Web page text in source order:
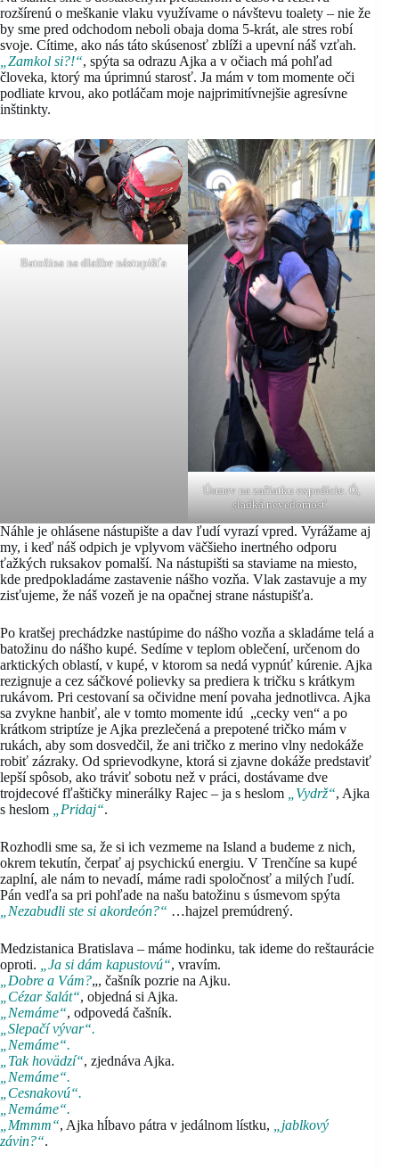
rozšírenú o meškanie vlaku využívame o návštevu toalety – nie že
by sme pred odchodom neboli obaja doma 5-krát, ale stres robí
svoje. Cítime, ako nás táto skúsenosť zblíži a upevní náš vzťah.
„Zamkol si?!“, spýta sa odrazu Ajka a v očiach má pohľad
človeka, ktorý ma úprimnú starosť. Ja mám v tom momente oči
podliate krvou, ako potláčam moje najprimitívnejšie agresívne
inštinkty.
Batožina na dlažbe nástupišťa
Úsmev na začiatku expedície. Ó,
sladká nevedomosť.
Náhle je ohlásene nástupište a dav ľudí vyrazí vpred. Vyrážame aj
my, i keď náš odpich je vplyvom väčšieho inertného odporu
ťažkých ruksakov pomalší. Na nástupišti sa staviame na miesto,
kde predpokladáme zastavenie nášho vozňa. Vlak zastavuje a my
zisťujeme, že náš vozeň je na opačnej strane nástupišťa.
Po kratšej prechádzke nastúpime do nášho vozňa a skladáme telá a
batožinu do nášho kupé. Sedíme v teplom oblečení, určenom do
arktických oblastí, v kupé, v ktorom sa nedá vypnúť kúrenie. Ajka
rezignuje a cez sáčkové polievky sa prediera k tričku s krátkym
rukávom. Pri cestovaní sa očividne mení povaha jednotlivca. Ajka
sa zvykne hanbiť, ale v tomto momente idú „cecky ven“ a po
krátkom striptíze je Ajka prezlečená a prepotené tričko mám v
rukách, aby som dosvedčil, že ani tričko z merino vlny nedokáže
robiť zázraky. Od sprievodkyne, ktorá si zjavne dokáže predstaviť
lepší spôsob, ako tráviť sobotu než v práci, dostávame dve
trojdecové fľaštičky minerálky Rajec – ja s heslom
„Vydrž“, Ajka
s heslom
„Pridaj“.
Rozhodli sme sa, že si ich vezmeme na Island a budeme z nich,
okrem tekutín, čerpať aj psychickú energiu. V Trenčíne sa kupé
zaplní, ale nám to nevadí, máme radi spoločnosť a milých ľudí.
Pán vedľa sa pri pohľade na našu batožinu s úsmevom spýta
„Nezabudli ste si akordeón?“ …hajzel premúdrený.
Medzistanica Bratislava – máme hodinku, tak ideme do reštaurácie
oproti.
„Ja si dám kapustovú“, vravím.
„Dobre a Vám?„, čašník pozrie na Ajku.
„Cézar šalát“, objedná si Ajka.
„Nemáme“, odpovedá čašník.
„Slepačí vývar“.
„Nemáme“.
„Tak hovädzí“, zjednáva Ajka.
„Nemáme“.
„Cesnakovú“.
„Nemáme“.
„Mmmm“, Ajka hĺbavo pátra v jedálnom lístku,
„jablkový
závin?“.